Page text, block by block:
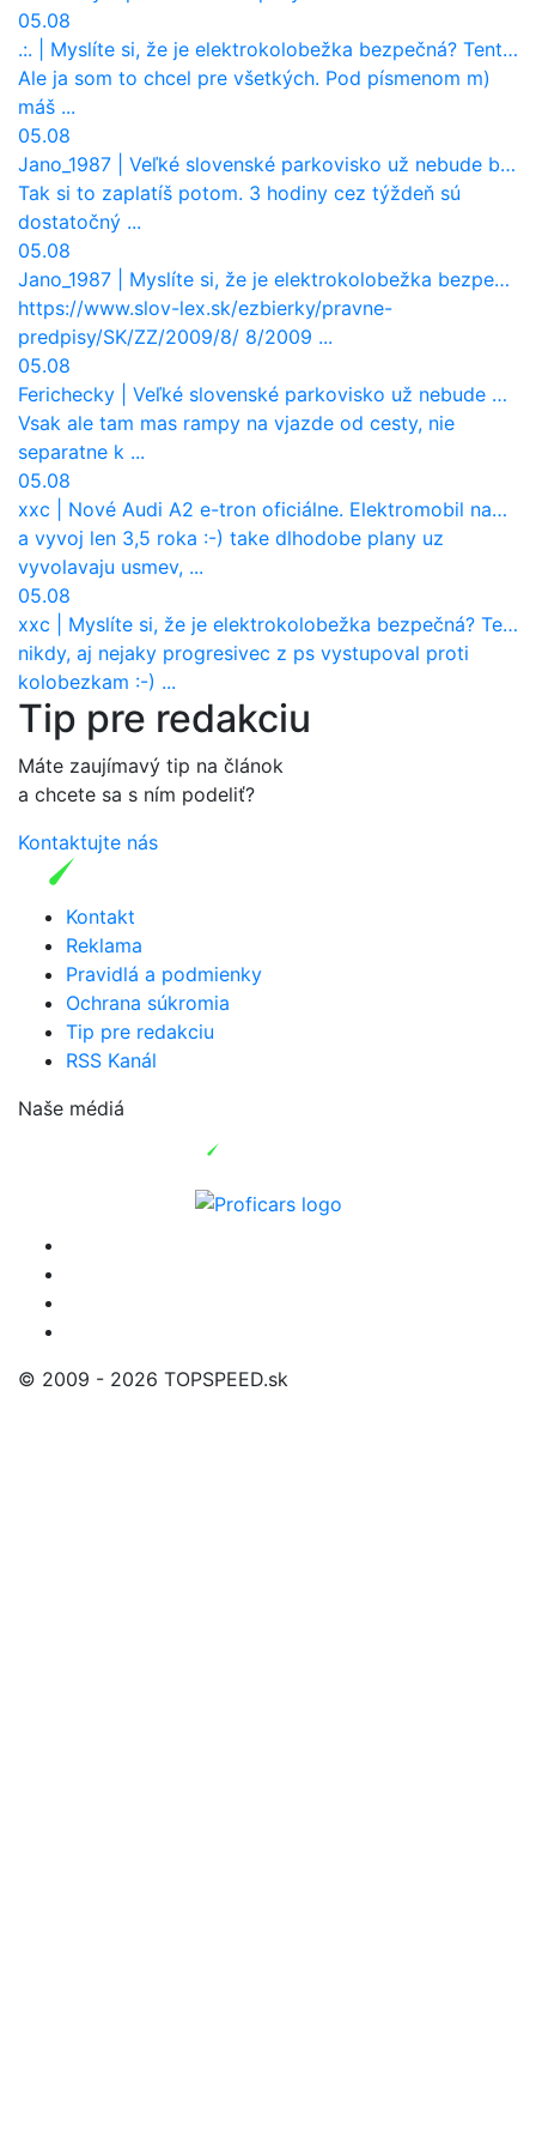
05.08
.:.
Myslíte si, že je elektrokolobežka bezpečná? Tento test odhalil vážny problém
Ale ja som to chcel pre všetkých. Pod písmenom m)
máš ...
05.08
Jano_1987
Veľké slovenské parkovisko už nebude bezplatné
Tak si to zaplatíš potom. 3 hodiny cez týždeň sú
dostatočný ...
05.08
Jano_1987
Myslíte si, že je elektrokolobežka bezpečná? Tento test odhalil vážny problém
https://www.slov-lex.sk/ezbierky/pravne-
predpisy/SK/ZZ/2009/8/ 8/2009 ...
05.08
Ferichecky
Veľké slovenské parkovisko už nebude bezplatné
Vsak ale tam mas rampy na vjazde od cesty, nie
separatne k ...
05.08
xxc
Nové Audi A2 e-tron oficiálne. Elektromobil namiesto hliníka a spaľovacích motorov
a vyvoj len 3,5 roka :-) take dlhodobe plany uz
vyvolavaju usmev, ...
05.08
xxc
Myslíte si, že je elektrokolobežka bezpečná? Tento test odhalil vážny problém
nikdy, aj nejaky progresivec z ps vystupoval proti
kolobezkam :-) ...
Tip pre redakciu
Máte zaujímavý tip na článok
a chcete sa s ním podeliť?
Kontaktujte nás
Kontakt
Reklama
Pravidlá a podmienky
Ochrana súkromia
Tip pre redakciu
RSS Kanál
Naše médiá
© 2009 - 2026 TOPSPEED.sk